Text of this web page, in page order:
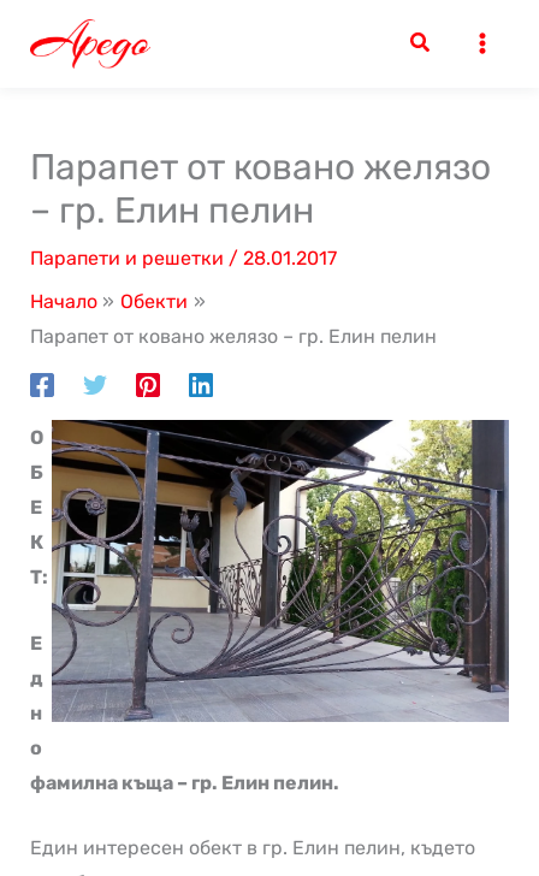
Парапет от ковано желязо
– гр. Елин пелин
Парапети и решетки / 28.01.2017
Начало
Обекти
Парапет от ковано желязо – гр. Елин пелин
О
Б
Е
К
Т:
Е
д
н
о
фамилна къща – гр. Елин пелин.
Един интересен обект в гр. Елин пелин, където